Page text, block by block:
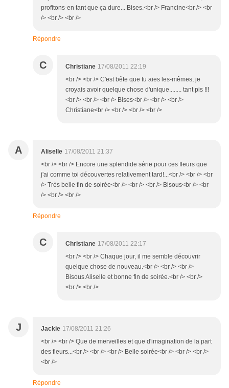
profitons-en tant que ça dure... Bises.<br /> Francine<br /> <br
/> <br /> <br />
Répondre
C Christiane 17/08/2011 22:19
<br /> <br /> C'est bête que tu aies les-mêmes, je
croyais avoir quelque chose d'unique........ tant pis !!!
<br /> <br /> <br /> Bises<br /> <br /> <br />
Christiane<br /> <br /> <br /> <br />
A Aliselle 17/08/2011 21:37
<br /> <br /> Encore une splendide série pour ces fleurs que
j'ai comme toi découvertes relativement tard!...<br /> <br /> <br
/> Très belle fin de soirée<br /> <br /> <br /> Bisous<br /> <br
/> <br /> <br />
Répondre
C Christiane 17/08/2011 22:17
<br /> <br /> Chaque jour, il me semble découvrir
quelque chose de nouveau.<br /> <br /> <br />
Bisous Aliselle et bonne fin de soirée.<br /> <br />
<br /> <br />
J Jackie 17/08/2011 21:26
<br /> <br /> Que de merveilles et que d'imagination de la part
des fleurs...<br /> <br /> <br /> Belle soirée<br /> <br /> <br />
<br />
Répondre